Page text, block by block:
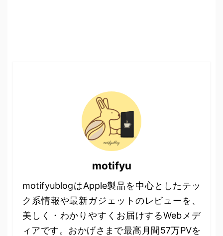
motifyu
motifyublogはApple製品を中心としたテッ
ク系情報や最新ガジェットのレビューを、
美しく・わかりやすくお届けするWebメデ
ィアです。おかげさまで最高月間57万PVを